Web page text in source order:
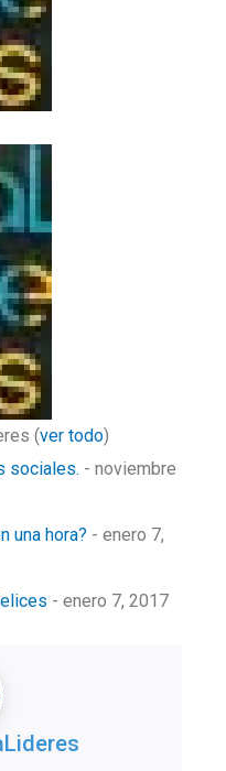
(ver todo)
sociales. - noviembre
una hora? - enero 7,
- enero 7, 2017